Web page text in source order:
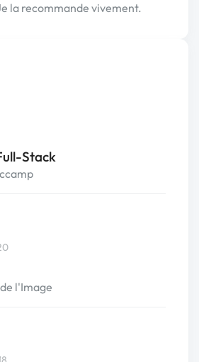
la recommande vivement.
Stack
l'Image